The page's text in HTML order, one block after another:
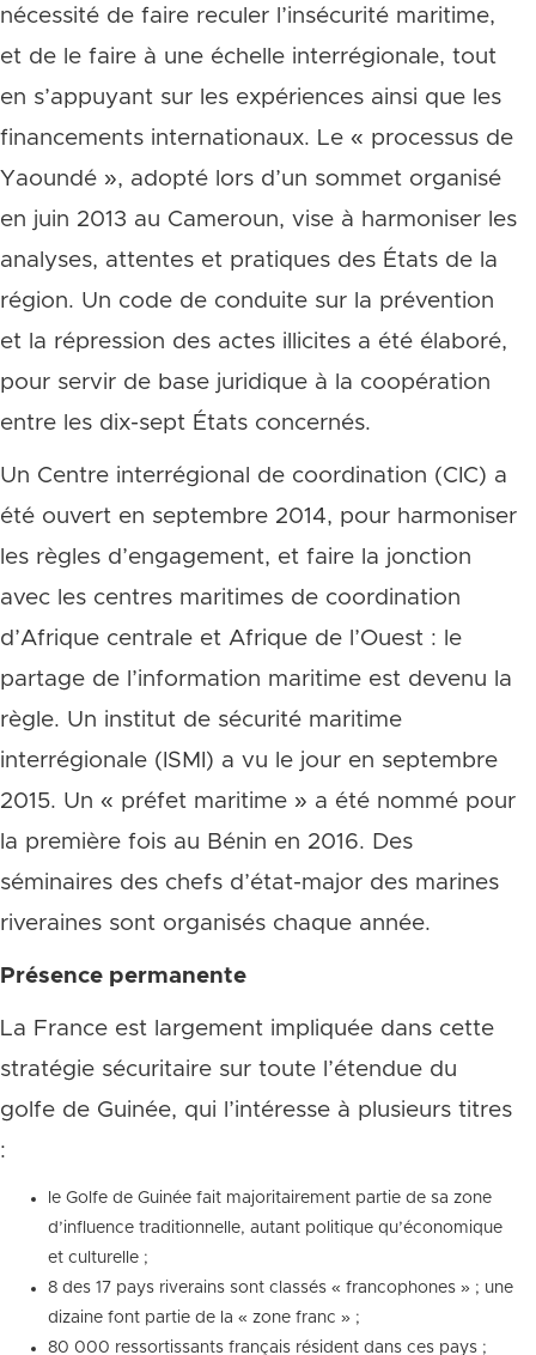
nécessité de faire reculer l’insécurité maritime,
et de le faire à une échelle interrégionale, tout
en s’appuyant sur les expériences ainsi que les
financements internationaux. Le « processus de
Yaoundé », adopté lors d’un sommet organisé
en juin 2013 au Cameroun, vise à harmoniser les
analyses, attentes et pratiques des États de la
région. Un code de conduite sur la prévention
et la répression des actes illicites a été élaboré,
pour servir de base juridique à la coopération
entre les dix-sept États concernés.
Un Centre interrégional de coordination (CIC) a
été ouvert en septembre 2014, pour harmoniser
les règles d’engagement, et faire la jonction
avec les centres maritimes de coordination
d’Afrique centrale et Afrique de l’Ouest : le
partage de l’information maritime est devenu la
règle. Un institut de sécurité maritime
interrégionale (ISMI) a vu le jour en septembre
2015. Un « préfet maritime » a été nommé pour
la première fois au Bénin en 2016. Des
séminaires des chefs d’état-major des marines
riveraines sont organisés chaque année.
Présence permanente
La France est largement impliquée dans cette
stratégie sécuritaire sur toute l’étendue du
golfe de Guinée, qui l’intéresse à plusieurs titres
:
le Golfe de Guinée fait majoritairement partie de sa zone
d’influence traditionnelle, autant politique qu’économique
et culturelle ;
8 des 17 pays riverains sont classés « francophones » ; une
dizaine font partie de la « zone franc » ;
80 000 ressortissants français résident dans ces pays ;